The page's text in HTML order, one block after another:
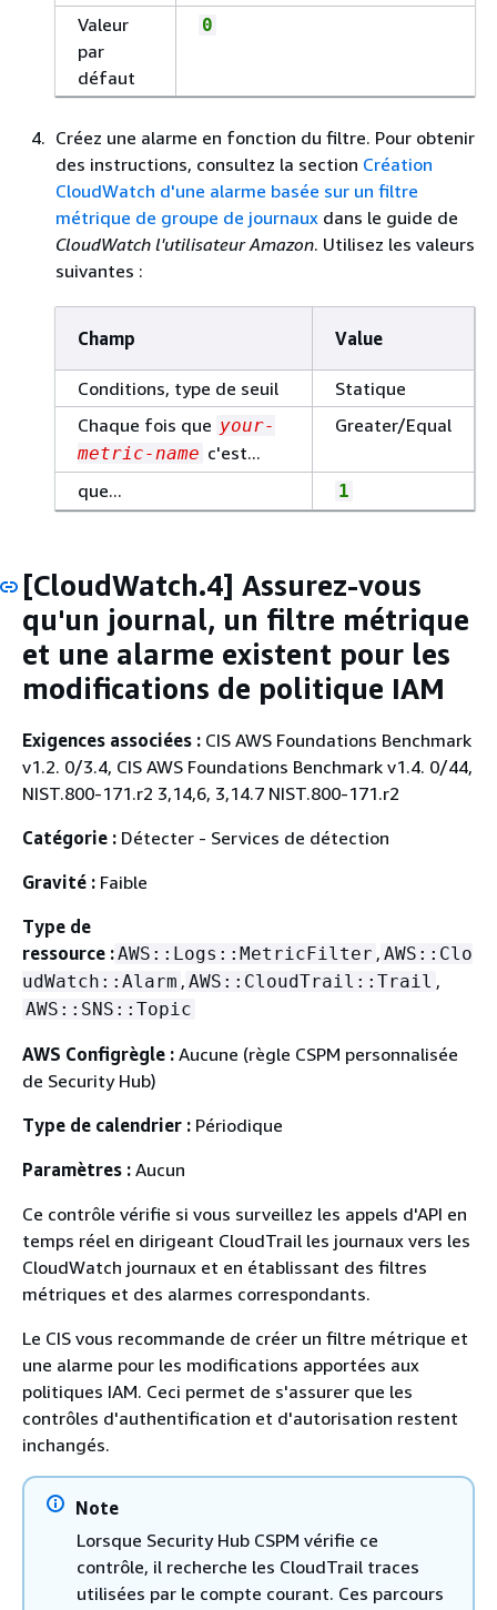
Valeur
par
défaut
0
Créez une alarme en fonction du filtre. Pour obtenir
des instructions, consultez la section Création
CloudWatch d'une alarme basée sur un filtre
métrique de groupe de journaux dans le guide de
CloudWatch l'utilisateur Amazon. Utilisez les valeurs
suivantes :
Champ Value
Conditions, type de seuil
Statique
Chaque fois que your-
metric-name c'est...
Greater/Equal
que... 1
[CloudWatch.4] Assurez-vous
qu'un journal, un filtre métrique
et une alarme existent pour les
modifications de politique IAM
Exigences associées : CIS AWS Foundations Benchmark
v1.2. 0/3.4, CIS AWS Foundations Benchmark v1.4. 0/44,
NIST.800-171.r2 3,14,6, 3,14.7 NIST.800-171.r2
Catégorie : Détecter - Services de détection
Gravité : Faible
Type de
ressource :AWS::Logs::MetricFilter , AWS::Clo
udWatch::Alarm , AWS::CloudTrail::Trail ,
AWS::SNS::Topic
AWS Configrègle : Aucune (règle CSPM personnalisée
de Security Hub)
Type de calendrier : Périodique
Paramètres : Aucun
Ce contrôle vérifie si vous surveillez les appels d'API en
temps réel en dirigeant CloudTrail les journaux vers les
CloudWatch journaux et en établissant des filtres
métriques et des alarmes correspondants.
Le CIS vous recommande de créer un filtre métrique et
une alarme pour les modifications apportées aux
politiques IAM. Ceci permet de s'assurer que les
contrôles d'authentification et d'autorisation restent
inchangés.
Note
Lorsque Security Hub CSPM vérifie ce
contrôle, il recherche les CloudTrail traces
utilisées par le compte courant. Ces parcours